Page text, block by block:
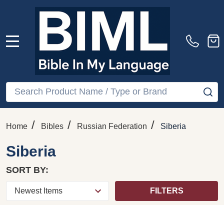
Search
Home / Bibles / Russian Federation / Siberia
Siberia
SORT BY:
FILTERS